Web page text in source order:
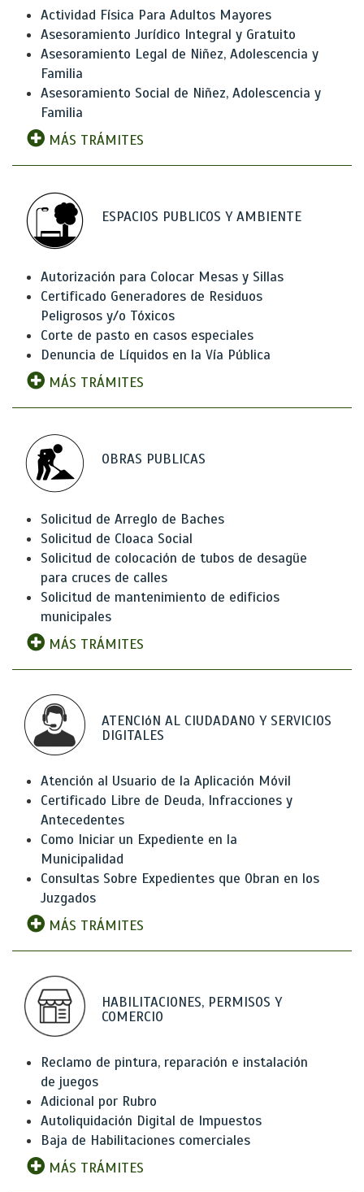
Actividad Física Para Adultos Mayores
Asesoramiento Jurídico Integral y Gratuito
Asesoramiento Legal de Niñez, Adolescencia y
Familia
Asesoramiento Social de Niñez, Adolescencia y
Familia
MÁS TRÁMITES
ESPACIOS PUBLICOS Y AMBIENTE
Autorización para Colocar Mesas y Sillas
Certificado Generadores de Residuos
Peligrosos y/o Tóxicos
Corte de pasto en casos especiales
Denuncia de Líquidos en la Vía Pública
MÁS TRÁMITES
OBRAS PUBLICAS
Solicitud de Arreglo de Baches
Solicitud de Cloaca Social
Solicitud de colocación de tubos de desagüe
para cruces de calles
Solicitud de mantenimiento de edificios
municipales
MÁS TRÁMITES
ATENCIóN AL CIUDADANO Y SERVICIOS
DIGITALES
Atención al Usuario de la Aplicación Móvil
Certificado Libre de Deuda, Infracciones y
Antecedentes
Como Iniciar un Expediente en la
Municipalidad
Consultas Sobre Expedientes que Obran en los
Juzgados
MÁS TRÁMITES
HABILITACIONES, PERMISOS Y
COMERCIO
Reclamo de pintura, reparación e instalación
de juegos
Adicional por Rubro
Autoliquidación Digital de Impuestos
Baja de Habilitaciones comerciales
MÁS TRÁMITES